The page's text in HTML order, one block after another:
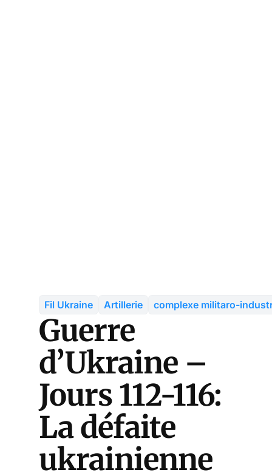
Fil Ukraine Artillerie complexe militaro-
Guerre
d’Ukraine –
Jours 112-116:
La défaite
ukrainienne